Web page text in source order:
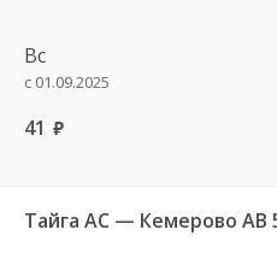
Вс
с 01.09.2025
41 руб.
Тайга АС — Кемерово АВ